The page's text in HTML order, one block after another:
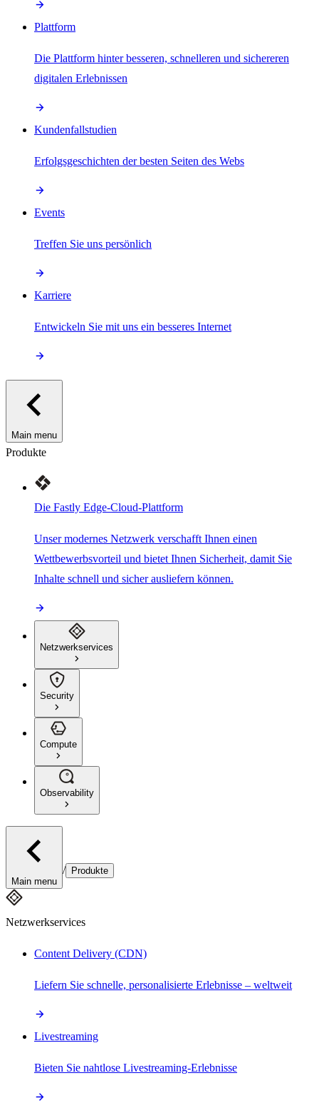
Plattform
Die Plattform hinter besseren, schnelleren und sichereren
digitalen Erlebnissen
Kundenfallstudien
Erfolgsgeschichten der besten Seiten des Webs
Events
Treffen Sie uns persönlich
Karriere
Entwickeln Sie mit uns ein besseres Internet
Main menu
Produkte
Die Fastly Edge-Cloud-Plattform
Unser modernes Netzwerk verschafft Ihnen einen
Wettbewerbsvorteil und bietet Ihnen Sicherheit, damit Sie
Inhalte schnell und sicher ausliefern können.
Netzwerkservices
Security
Compute
Observability
Main menu
/ Produkte
Netzwerkservices
Content Delivery (CDN)
Liefern Sie schnelle, personalisierte Erlebnisse – weltweit
Livestreaming
Bieten Sie nahtlose Livestreaming-Erlebnisse